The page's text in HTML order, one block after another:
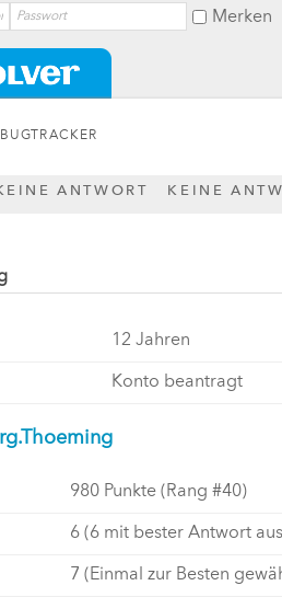
Merken
BUGTRACKER
ANTWORT KEINE
12 Jahren
Konto beantragt
980 Punkte (Rang #40)
6 (6 mit bester Antwort
7 (Einmal zur Besten